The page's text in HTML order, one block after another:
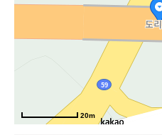
20m